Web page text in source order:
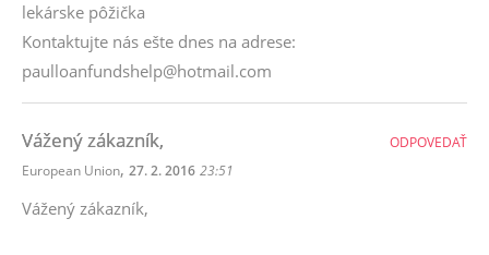
lekárske pôžička
Kontaktujte nás ešte dnes na adrese:
paulloanfundshelp@hotmail.com
Vážený zákazník,
European Union, 27. 2. 2016 23:51
Vážený zákazník,
ODPOVEDAŤ